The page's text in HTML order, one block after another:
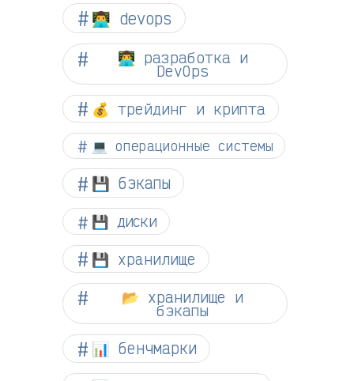
👨‍💻 devops
👨‍💻 разработка и
DevOps
💰 трейдинг и крипта
💻 операционные системы
💾 бэкапы
💾 диски
💾 хранилище
📂 хранилище и
бэкапы
📊 бенчмарки